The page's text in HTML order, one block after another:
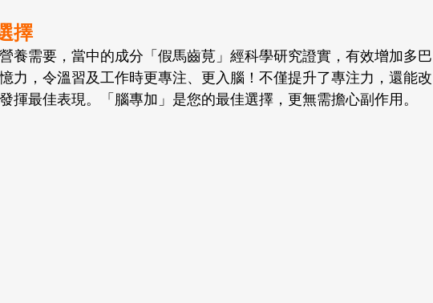
擇
養需要，當中的成分「假馬齒莧」經科學研究證實，有效增加多巴
力，令溫習及工作時更專注、更入腦！不僅提升了專注力，還能改
揮最佳表現。「腦專加」是您的最佳選擇，更無需擔心副作用。